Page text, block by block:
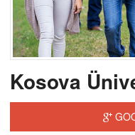
Kosova